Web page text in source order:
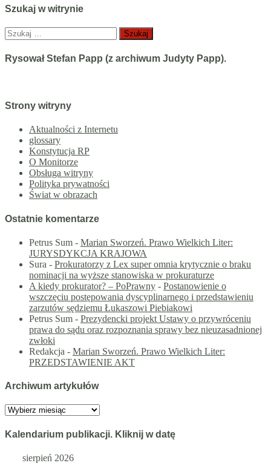
Szukaj w witrynie
Szukaj:
Rysował Stefan Papp (z archiwum Judyty Papp).
Strony witryny
Aktualności z Internetu
glossary
Konstytucja RP
O Monitorze
Obsługa witryny
Polityka prywatności
Świat w obrazach
Ostatnie komentarze
Petrus Sum - Marian Sworzeń. Prawo Wielkich Liter:
JURYSDYKCJA KRAJOWA
Sura - Prokuratorzy z Lex super omnia krytycznie o braku
nominacji na wyższe stanowiska w prokuraturze
A kiedy prokurator? – PoPrawny - Postanowienie o
wszczęciu postępowania dyscyplinarnego i przedstawieniu
zarzutów sędziemu Łukaszowi Piebiakowi
Petrus Sum - Prezydencki projekt Ustawy o przywróceniu
prawa do sądu oraz rozpoznania sprawy bez nieuzasadnionej
zwłoki
Redakcja - Marian Sworzeń. Prawo Wielkich Liter:
PRZEDSTAWIENIE AKT
Archiwum artykułów
Archiwum
Kalendarium publikacji. Kliknij w datę
sierpień 2026